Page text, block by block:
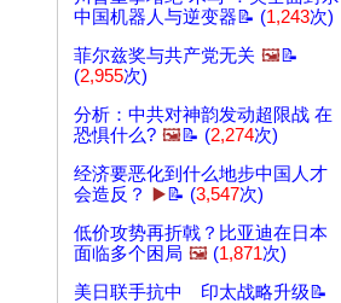
中国机器人与逆变器📝 (1,243次)
菲尔兹奖与共产党无关 🖼️📝
(2,955次)
分析：中共对神韵发动超限战 在
恐惧什么? 🖼️📝 (2,274次)
经济要恶化到什么地步中国人才
会造反？
▶️📝 (3,547次)
低价攻势再折戟？比亚迪在日本
面临多个困局 🖼️ (1,871次)
美日联手抗中 印太战略升级📝